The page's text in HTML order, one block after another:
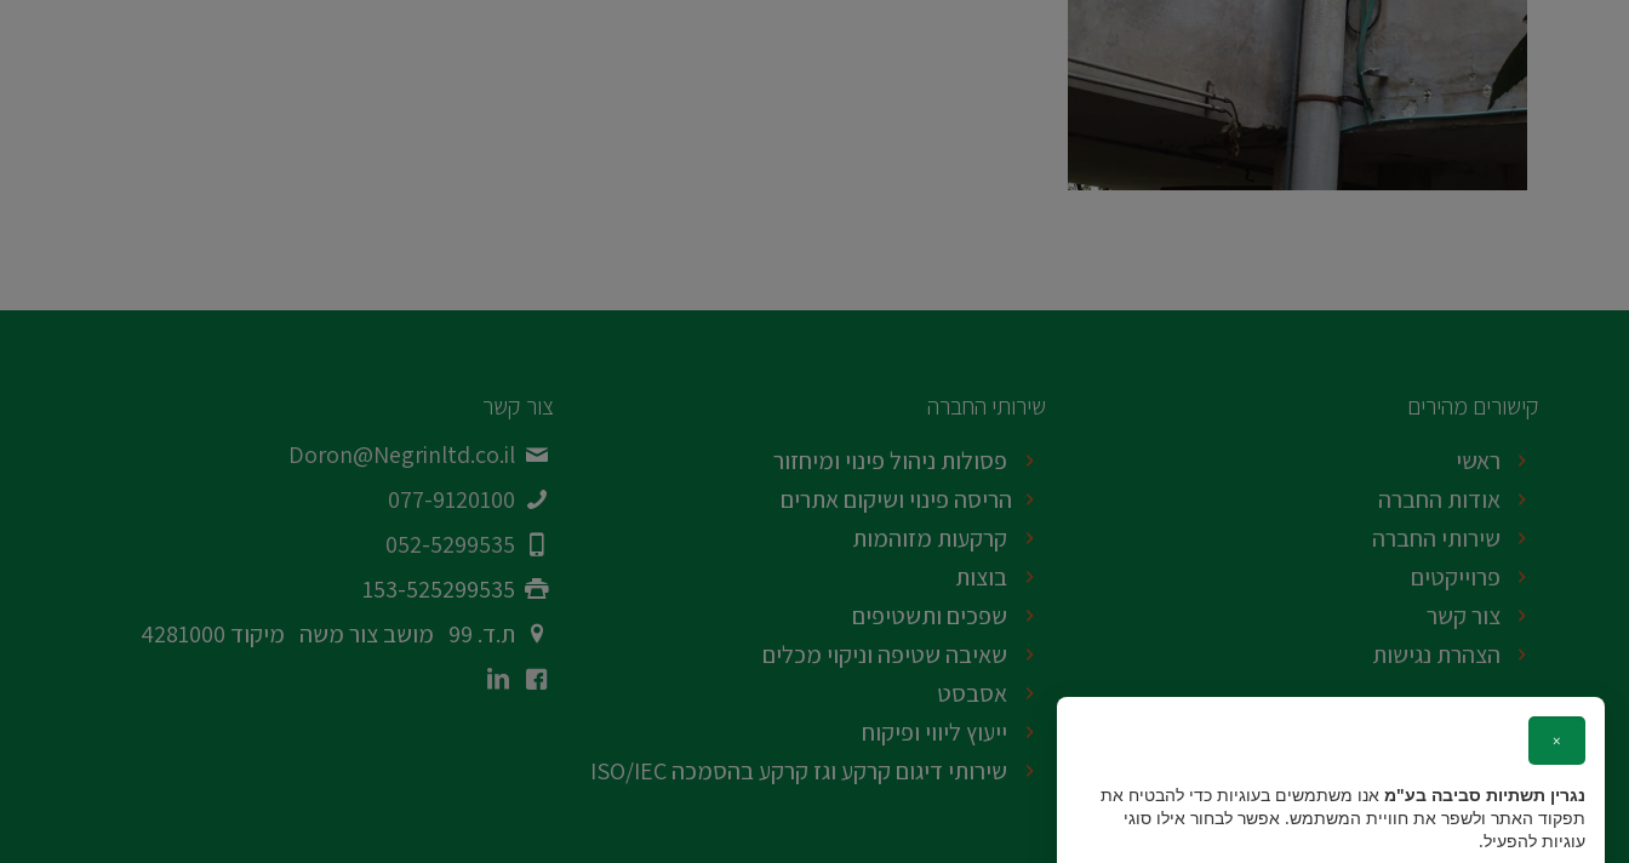
קישורים מהירים
ראשי
אודות החברה
שירותי החברה
פרוייקטים
צור קשר
הצהרת נגישות
שירותי החברה
פסולות ניהול פינוי ומיחזור
הריסה פינוי ושיקום אתרים
קרקעות מזוהמות
בוצות
שפכים ותשטיפים
שאיבה שטיפה וניקוי מכלים
אסבסט
ייעוץ ליווי ופיקוח
שירותי דיגום קרקע וגז קרקע בהסמכה ISO/IEC
צור קשר
Doron@Negrinltd.co.il
077-9120100
052-5299535
ת.ד. 99 מושב צור משה מיקוד 4281000
×
נגרין תשתיות סביבה בע"מ אנו משתמשים בעוגיות כדי להבטיח את
תפקוד האתר ולשפר את חוויית המשתמש. אפשר לבחור אילו סוגי
עוגיות להפעיל.